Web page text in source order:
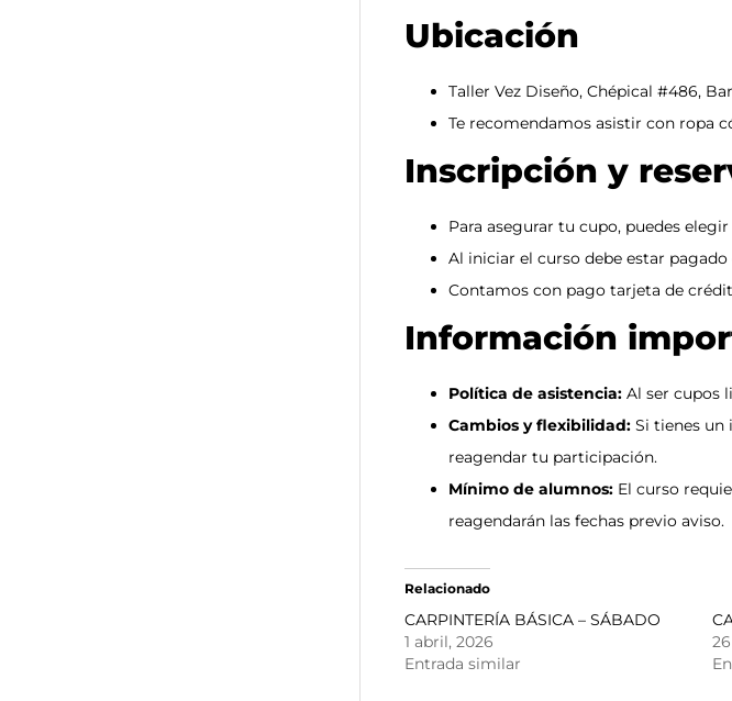
Ubicación
Taller Vez Diseño, Chépical #486,
Te recomendamos asistir con ropa
Inscripción y
Para asegurar tu cupo, puedes
Al iniciar el curso debe estar
Contamos con pago tarjeta de
Información
Política de asistencia: Al ser cupos
Cambios y flexibilidad: Si tienes un
reagendar tu participación.
Mínimo de alumnos: El curso
reagendarán las fechas previo aviso.
Relacionado
CARPINTERÍA BÁSICA – SÁBADO
1 abril, 2026
Entrada similar